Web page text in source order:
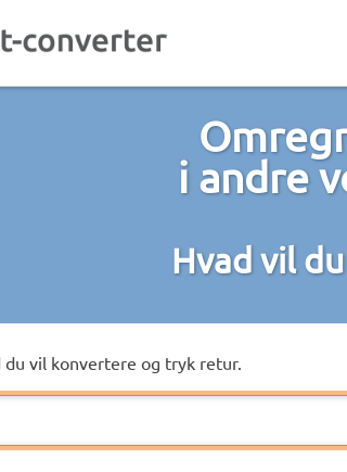
i andre
Hvad vil
du vil konvertere og tryk retur.